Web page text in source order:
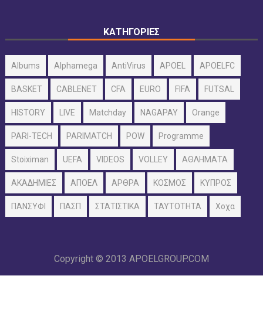
ΚΑΤΗΓΟΡΙΕΣ
Albums Alphamega AntiVirus APOEL APOELFC
BASKET CABLENET CFA EURO FIFA FUTSAL
HISTORY LIVE Matchday NAGAPAY Orange
PARI-TECH PARIMATCH POW Programme
Stoiximan UEFA VIDEOS VOLLEY ΑΘΛΗΜΑΤΑ
ΑΚΑΔΗΜΙΕΣ ΑΠΟΕΛ ΑΡΘΡΑ ΚΟΣΜΟΣ ΚΥΠΡΟΣ
ΠΑΝΣΥΦΙ ΠΑΣΠ ΣΤΑΤΙΣΤΙΚΑ ΤΑΥΤΟΤΗΤΑ Χοχα
Copyright © 2013 APOELGROUP.COM